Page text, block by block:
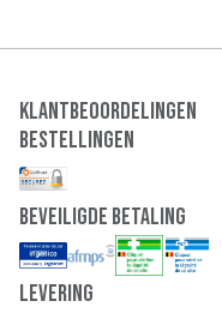
Klantbeoordelingen
Bestellingen
Beveiligde Betaling
Levering